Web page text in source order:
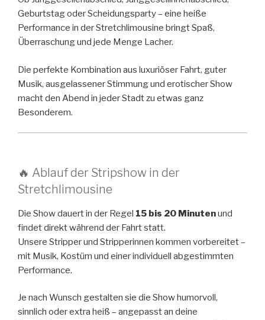
Geburtstag oder Scheidungsparty – eine heiße
Performance in der Stretchlimousine bringt Spaß,
Überraschung und jede Menge Lacher.
Die perfekte Kombination aus luxuriöser Fahrt, guter
Musik, ausgelassener Stimmung und erotischer Show
macht den Abend in jeder Stadt zu etwas ganz
Besonderem.
🔥 Ablauf der Stripshow in der
Stretchlimousine
Die Show dauert in der Regel 15 bis 20 Minutenund
findet direkt während der Fahrt statt.
Unsere Stripper und Stripperinnen kommen vorbereitet –
mit Musik, Kostüm und einer individuell abgestimmten
Performance.
Je nach Wunsch gestalten sie die Show humorvoll,
sinnlich oder extra heiß – angepasst an deine